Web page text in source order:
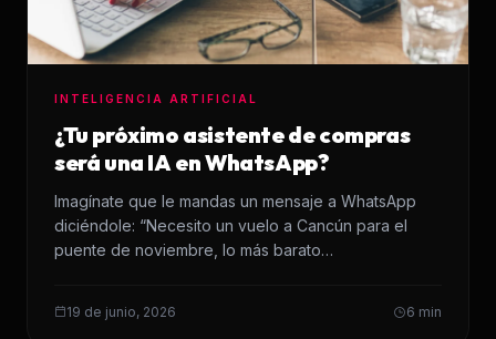
INTELIGENCIA ARTIFICIAL
¿Tu próximo asistente de compras
será una IA en WhatsApp?
Imagínate que le mandas un mensaje a WhatsApp
diciéndole: “Necesito un vuelo a Cancún para el
puente de noviembre, lo más barato…
19 de junio, 2026 6 min